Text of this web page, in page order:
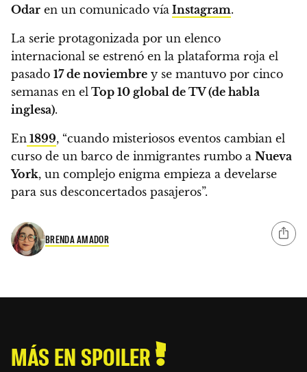
Odar en un comunicado vía Instagram.
La serie protagonizada por un elenco
internacional se estrenó en la plataforma roja el
pasado 17 de noviembre y se mantuvo por cinco
semanas en el Top 10 global de TV (de habla
inglesa).
En 1899, “cuando misteriosos eventos cambian el
curso de un barco de inmigrantes rumbo a Nueva
York, un complejo enigma empieza a develarse
para sus desconcertados pasajeros”.
BRENDA AMADOR
MÁS EN SPOILER